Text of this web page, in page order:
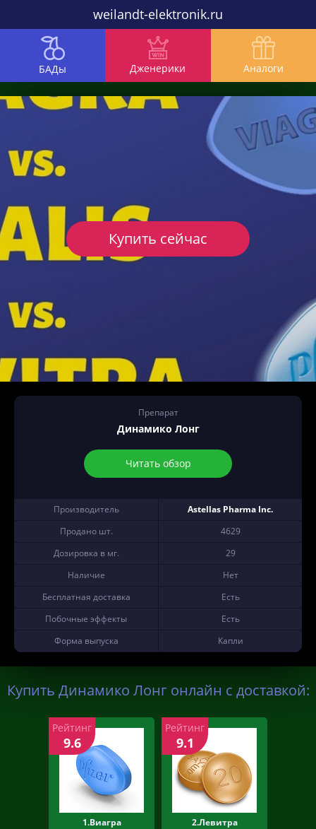
weilandt-elektronik.ru
БАДы Дженерики Аналоги
Препарат
Динамико Лонг
Читать обзор
Производитель
Astellas Pharma Inc.
Продано шт.
4629
Дозировка в мг.
29
Наличие
Нет
Бесплатная доставка
Есть
Побочные эффекты
Есть
Форма выпуска
Капли
Купить сейчас
Купить Динамико Лонг онлайн с доставкой:
1.Виагра
Рейтинг
9.6
2.Левитра
Рейтинг
9.1